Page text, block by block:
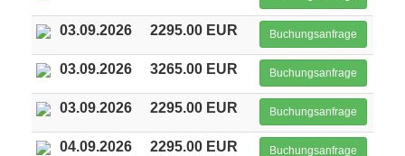
03.09.2026 2295.00 EUR Buchungsanfrage
03.09.2026 3265.00 EUR Buchungsanfrage
03.09.2026 2295.00 EUR Buchungsanfrage
04.09.2026 2295.00 EUR Buchungsanfrage